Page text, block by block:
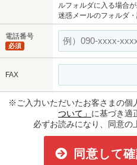
ルフォルダに入る場合が
迷惑メールのフォルダ
電話番号
必須
FAX
※ご入力いただいたお客さまの個
ついて」 に基づき適
必ずお読みになり、同意の
同意して